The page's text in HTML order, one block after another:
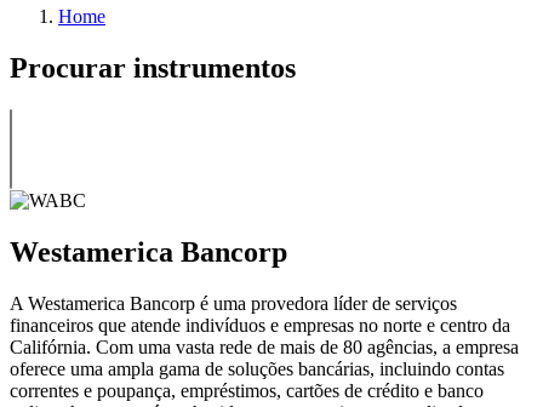
Home
Procurar instrumentos
Westamerica Bancorp
A Westamerica Bancorp é uma provedora líder de serviços
financeiros que atende indivíduos e empresas no norte e centro da
Califórnia. Com uma vasta rede de mais de 80 agências, a empresa
oferece uma ampla gama de soluções bancárias, incluindo contas
correntes e poupança, empréstimos, cartões de crédito e banco